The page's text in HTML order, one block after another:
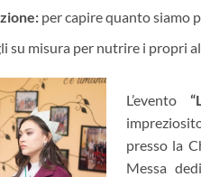
per capire quanto siamo
su misura per nutrire i propri
L’evento
presso la
Messa